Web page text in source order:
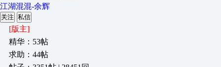
江湖混混-余辉
关注 私信
[版主]
精华：53帖
求助：44帖